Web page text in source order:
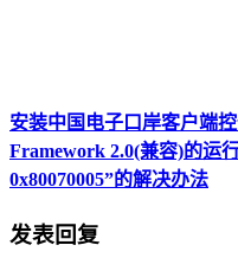
安装中国电子口岸客户端
Framework 2.0(兼容)的运
0x80070005”的解决办法
发表回复